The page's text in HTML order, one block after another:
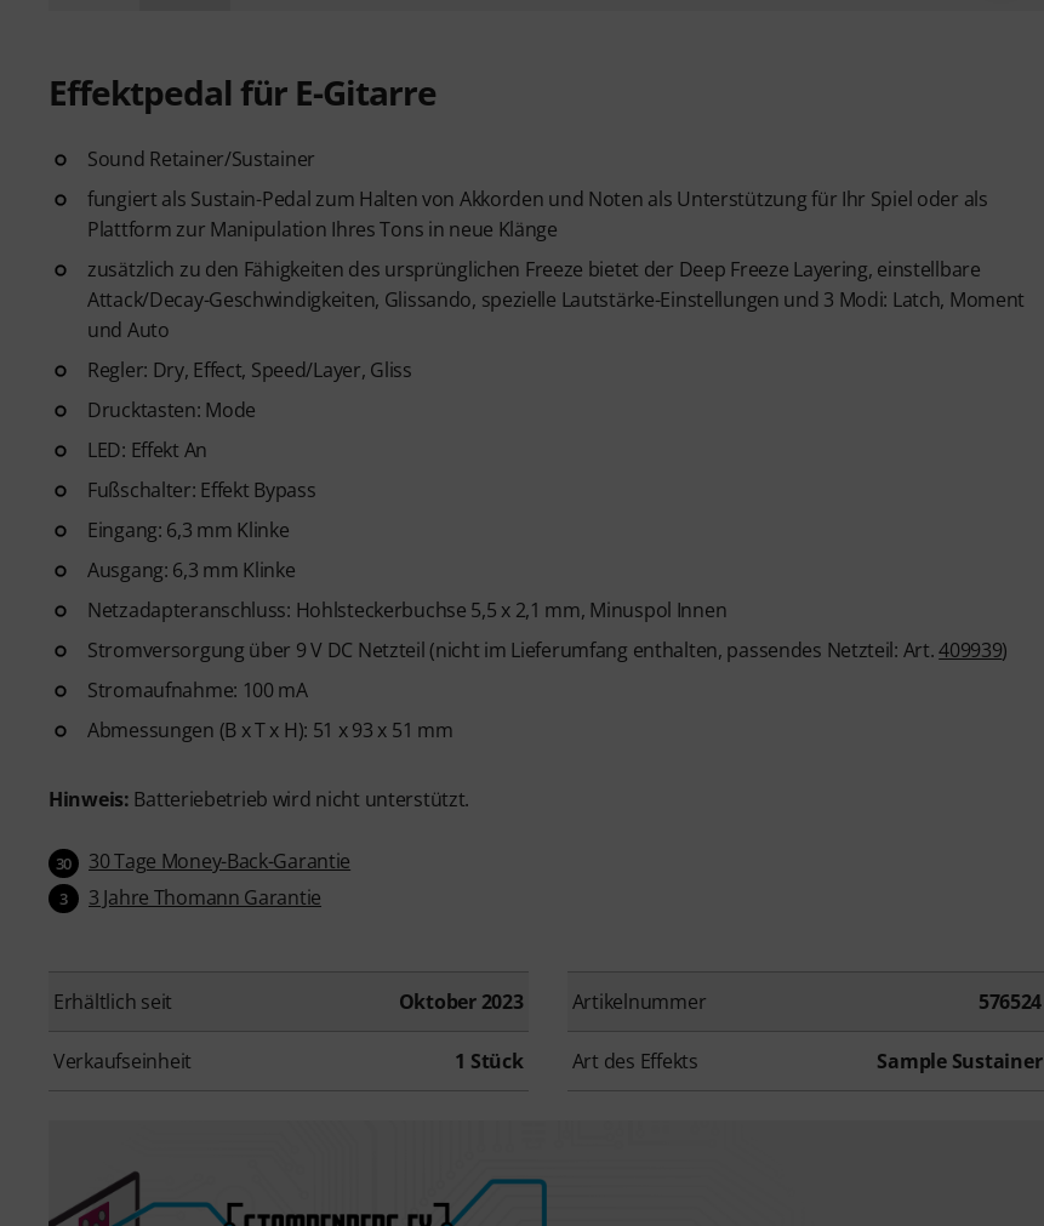
Effektpedal für E-Gitarre
Sound Retainer/Sustainer
fungiert als Sustain-Pedal zum Halten von Akkorden und Noten als Unterstützung für Ihr Spiel oder als
Plattform zur Manipulation Ihres Tons in neue Klänge
zusätzlich zu den Fähigkeiten des ursprünglichen Freeze bietet der Deep Freeze Layering, einstellbare
Attack/Decay-Geschwindigkeiten, Glissando, spezielle Lautstärke-Einstellungen und 3 Modi: Latch, Moment
und Auto
Regler: Dry, Effect, Speed/Layer, Gliss
Drucktasten: Mode
LED: Effekt An
Fußschalter: Effekt Bypass
Eingang: 6,3 mm Klinke
Ausgang: 6,3 mm Klinke
Netzadapteranschluss: Hohlsteckerbuchse 5,5 x 2,1 mm, Minuspol Innen
Stromversorgung über 9 V DC Netzteil (nicht im Lieferumfang enthalten, passendes Netzteil: Art.409939)
Stromaufnahme: 100 mA
Abmessungen (B x T x H): 51 x 93 x 51 mm
Hinweis: Batteriebetrieb wird nicht unterstützt.
30 30 Tage Money-Back-Garantie
3 3 Jahre Thomann Garantie
Erhältlich seit Oktober 2023 Artikelnummer 576524
Verkaufseinheit 1 Stück Art des Effekts Sample Sustainer